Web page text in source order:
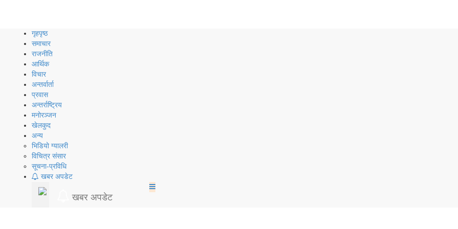
गृहपृष्ठ
समाचार
राजनीति
आर्थिक
विचार
अन्तर्वार्ता
प्रवास
अन्तर्राष्ट्रिय
मनोरञ्जन
खेलकुद
अन्य
भिडियो ग्यालरी
विचित्र संसार
सूचना-प्रविधि
खबर अपडेट
खबर अपडेट